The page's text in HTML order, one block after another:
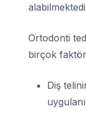
Ortodonti
birçok faktör
Diş